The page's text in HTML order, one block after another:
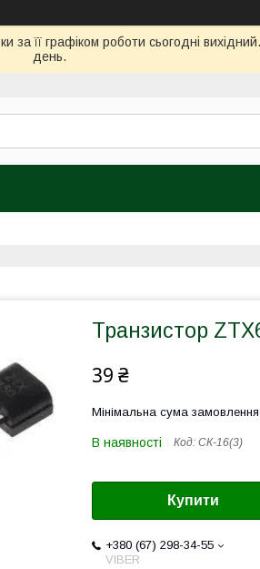
за її графіком роботи сьогодні
день.
Транзистор
39 ₴
Мінімальна сума
В наявності Код: СК-16(3)
Купити
+380 (67) 298-34-55
VIBER